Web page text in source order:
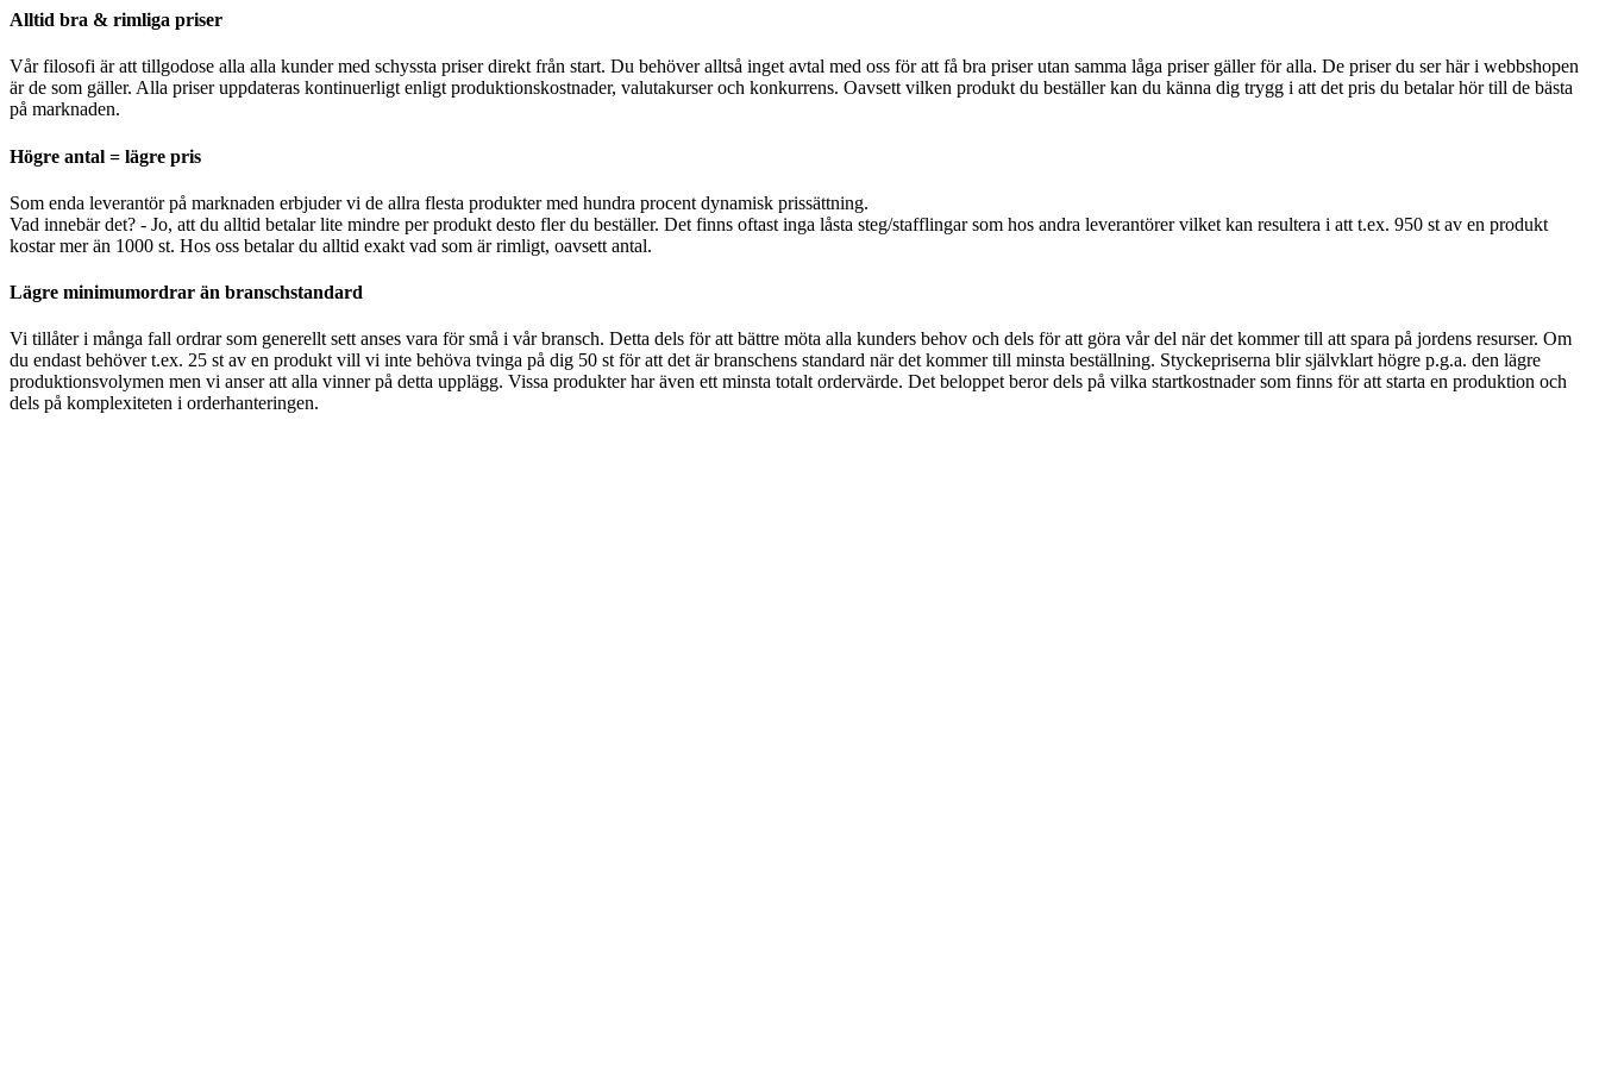
Alltid bra & rimliga priser
Vår filosofi är att tillgodose alla alla kunder med schyssta priser direkt från start. Du behöver alltså inget avtal med oss för att få bra priser utan samma låga priser gäller för alla. De priser du ser här i webbshopen
är de som gäller. Alla priser uppdateras kontinuerligt enligt produktionskostnader, valutakurser och konkurrens. Oavsett vilken produkt du beställer kan du känna dig trygg i att det pris du betalar hör till de bästa
på marknaden.
Högre antal = lägre pris
Som enda leverantör på marknaden erbjuder vi de allra flesta produkter med hundra procent dynamisk prissättning.
Vad innebär det? - Jo, att du alltid betalar lite mindre per produkt desto fler du beställer. Det finns oftast inga låsta steg/stafflingar som hos andra leverantörer vilket kan resultera i att t.ex. 950 st av en produkt
kostar mer än 1000 st. Hos oss betalar du alltid exakt vad som är rimligt, oavsett antal.
Lägre minimumordrar än branschstandard
Vi tillåter i många fall ordrar som generellt sett anses vara för små i vår bransch. Detta dels för att bättre möta alla kunders behov och dels för att göra vår del när det kommer till att spara på jordens resurser. Om
du endast behöver t.ex. 25 st av en produkt vill vi inte behöva tvinga på dig 50 st för att det är branschens standard när det kommer till minsta beställning. Styckepriserna blir självklart högre p.g.a. den lägre
produktionsvolymen men vi anser att alla vinner på detta upplägg. Vissa produkter har även ett minsta totalt ordervärde. Det beloppet beror dels på vilka startkostnader som finns för att starta en produktion och
dels på komplexiteten i orderhanteringen.